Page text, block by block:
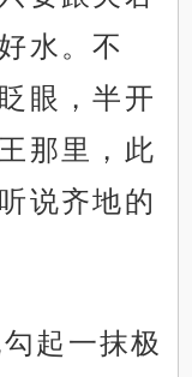
水。不
眼，半开
那里，此
说齐地的
起一抹极